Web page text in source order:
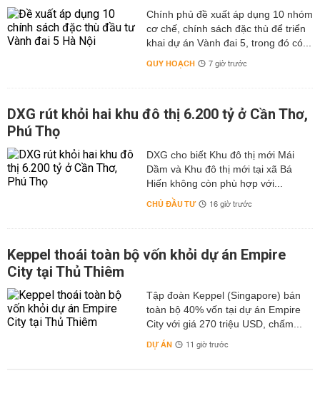
Chính phủ đề xuất áp dụng 10 nhóm
cơ chế, chính sách đặc thù để triển
khai dự án Vành đai 5, trong đó có...
QUY HOẠCH 7 giờ trước
DXG rút khỏi hai khu đô thị 6.200 tỷ ở Cần Thơ,
Phú Thọ
DXG cho biết Khu đô thị mới Mái
Dầm và Khu đô thị mới tại xã Bá
Hiến không còn phù hợp với...
CHỦ ĐẦU TƯ 16 giờ trước
Keppel thoái toàn bộ vốn khỏi dự án Empire
City tại Thủ Thiêm
Tập đoàn Keppel (Singapore) bán
toàn bộ 40% vốn tại dự án Empire
City với giá 270 triệu USD, chấm...
DỰ ÁN 11 giờ trước